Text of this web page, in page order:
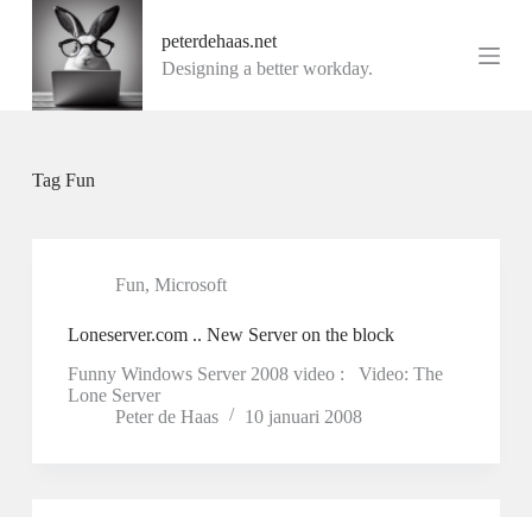
peterdehaas.net
Designing a better workday.
TagFun
Fun, Microsoft
Loneserver.com .. New Server on the block
Funny Windows Server 2008 video : Video: The
Lone Server
Peter de Haas
10 januari 2008